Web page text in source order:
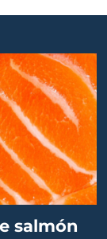
salmón